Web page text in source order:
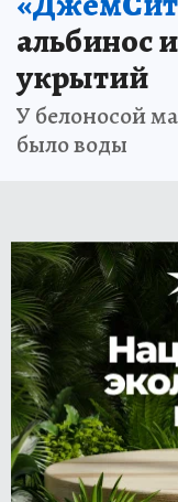
альбинос
укрытий
У белоносой
было воды